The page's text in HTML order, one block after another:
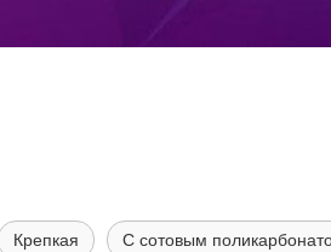
Крепкая С сотовым